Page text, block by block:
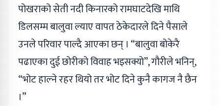
पोखराको सेती नदी किनारको रामघाटदेखि माथि
डिलसम्म बालुवा ल्याए वापत ठेकेदारले दिने पैसाले
उनले परिवार पाल्दै आएका छन् । “बालुवा बोकेरै
पढाएका दुई छोरीको विवाह भइसक्यो”, गौरीले भनिन्,
“भोट हाल्ने रहर थियो तर भोट दिने कुनै कागज नै छैन
।”